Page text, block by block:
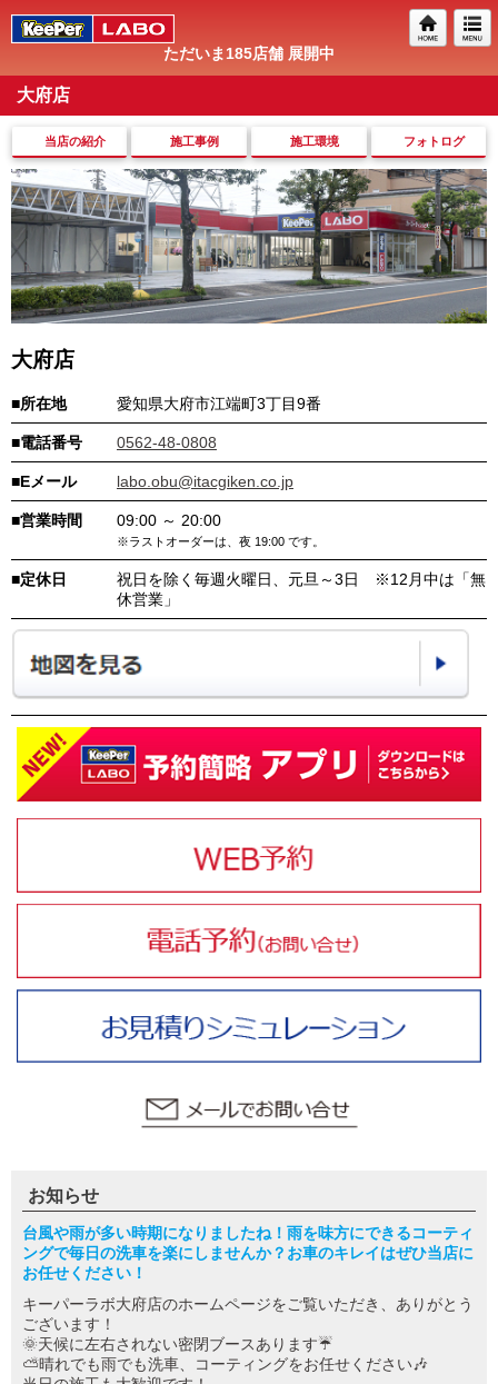
ただいま185店舗 展開中
大府店
当店の紹介 施工事例 施工環境 フォトログ
大府店
■所在地 愛知県大府市江端町3丁目9番
■電話番号 0562-48-0808
■Eメール labo.obu@itacgiken.co.jp
■営業時間 09:00 ～ 20:00
※ラストオーダーは、夜 19:00 です。
■定休日
祝日を除く毎週火曜日、元旦～3日 ※12月中は「無
休営業」
お知らせ
台風や雨が多い時期になりましたね！雨を味方にできるコーティ
ングで毎日の洗車を楽にしませんか？お車のキレイはぜひ当店に
お任せください！
キーパーラボ大府店のホームページをご覧いただき、ありがとう
ございます！
🌞天候に左右されない密閉ブースあります☔
⛅晴れでも雨でも洗車、コーティングをお任せください🎶